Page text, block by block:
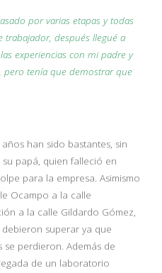
por varias etapas y todas
trabajador, después llegué a
experiencias con mi padre y
pero tenía que demostrar que
han sido bastantes, sin
papá, quien falleció en
para la empresa. Asimismo
Ocampo a la calle
a la calle Gildardo Gómez,
superar ya que
perdieron. Además de
de un laboratorio